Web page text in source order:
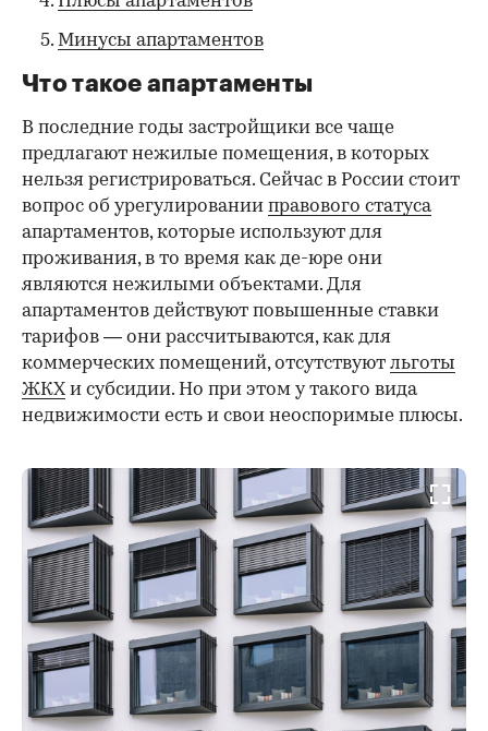
Минусы апартаментов
Что такое апартаменты
В последние годы застройщики все чаще
предлагают нежилые помещения, в которых
нельзя регистрироваться. Сейчас в России стоит
вопрос об урегулировании правового статуса
апартаментов, которые используют для
проживания, в то время как де-юре они
являются нежилыми объектами. Для
апартаментов действуют повышенные ставки
тарифов — они рассчитываются, как для
коммерческих помещений, отсутствуют льготы
ЖКХ и субсидии. Но при этом у такого вида
недвижимости есть и свои неоспоримые плюсы.